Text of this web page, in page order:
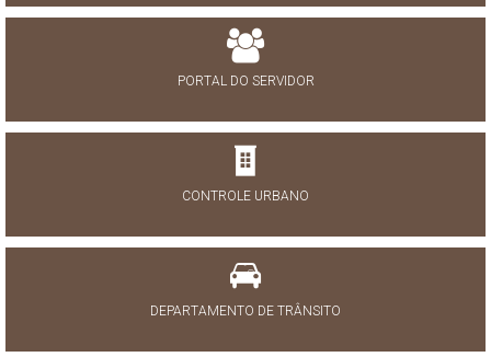
PORTAL DO SERVIDOR
CONTROLE URBANO
DEPARTAMENTO DE TRÂNSITO